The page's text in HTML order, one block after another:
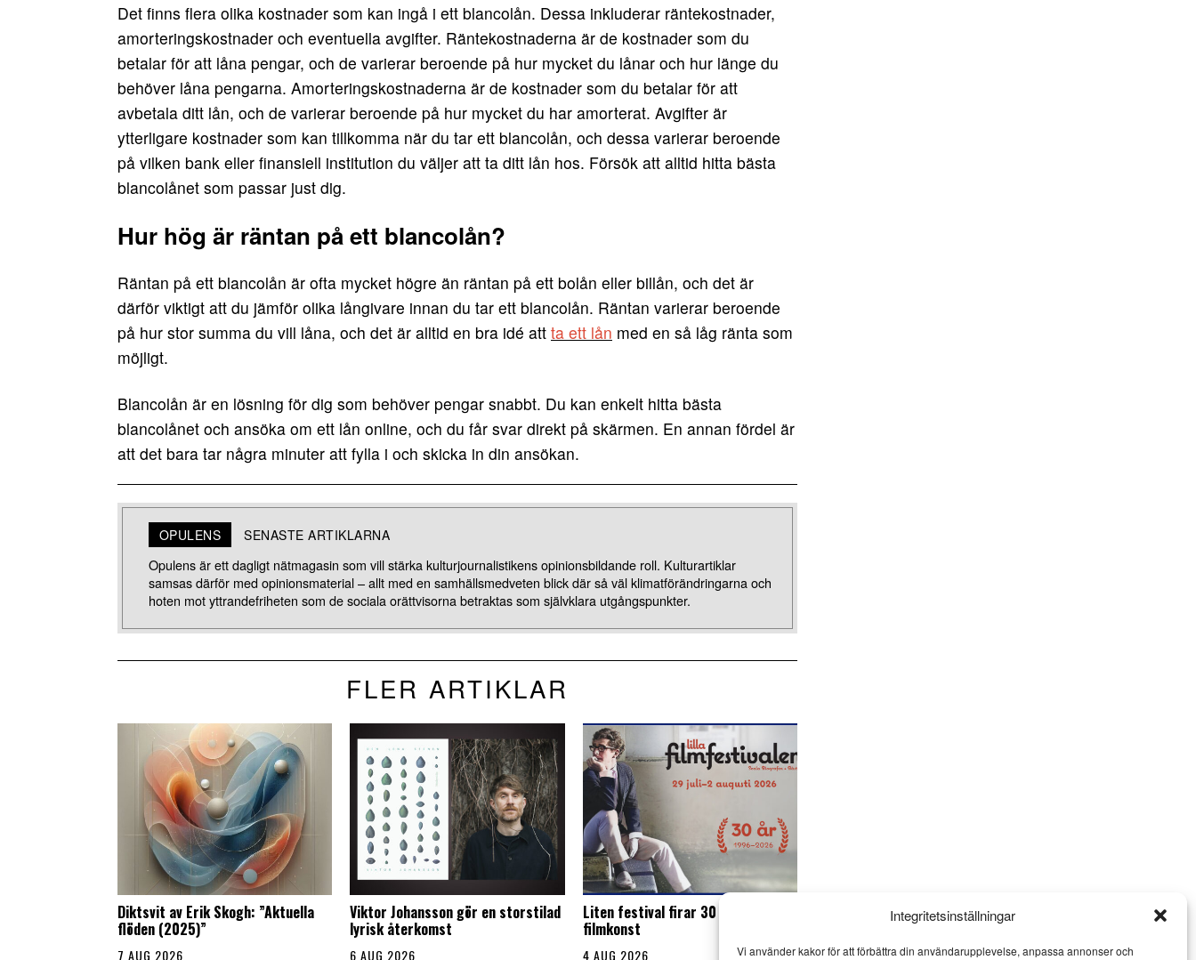
Integritetsinställningar
Vi använder kakor för att förbättra din användarupplevelse, anpassa annonser och
Det finns flera olika kostnader som kan ingå i ett blancolån. Dessa inkluderar räntekostnader,
amorteringskostnader och eventuella avgifter. Räntekostnaderna är de kostnader som du
betalar för att låna pengar, och de varierar beroende på hur mycket du lånar och hur länge du
behöver låna pengarna. Amorteringskostnaderna är de kostnader som du betalar för att
avbetala ditt lån, och de varierar beroende på hur mycket du har amorterat. Avgifter är
ytterligare kostnader som kan tillkomma när du tar ett blancolån, och dessa varierar beroende
på vilken bank eller finansiell institution du väljer att ta ditt lån hos. Försök att alltid hitta bästa
blancolånet som passar just dig.
Hur hög är räntan på ett blancolån?
Räntan på ett blancolån är ofta mycket högre än räntan på ett bolån eller billån, och det är
därför viktigt att du jämför olika långivare innan du tar ett blancolån. Räntan varierar beroende
på hur stor summa du vill låna, och det är alltid en bra idé att ta ett lån med en så låg ränta som
möjligt.
Blancolån är en lösning för dig som behöver pengar snabbt. Du kan enkelt hitta bästa
blancolånet och ansöka om ett lån online, och du får svar direkt på skärmen. En annan fördel är
att det bara tar några minuter att fylla i och skicka in din ansökan.
OPULENS SENASTE ARTIKLARNA
Opulens är ett dagligt nätmagasin som vill stärka kulturjournalistikens opinionsbildande roll. Kulturartiklar
samsas därför med opinionsmaterial – allt med en samhällsmedveten blick där så väl klimatförändringarna och
hoten mot yttrandefriheten som de sociala orättvisorna betraktas som självklara utgångspunkter.
FLER ARTIKLAR
Diktsvit av Erik Skogh: ”Aktuella
flöden (2025)”
7 AUG 2026
Viktor Johansson gör en storstilad
lyrisk återkomst
6 AUG 2026
Liten festival firar 30 år med stor
filmkonst
4 AUG 2026